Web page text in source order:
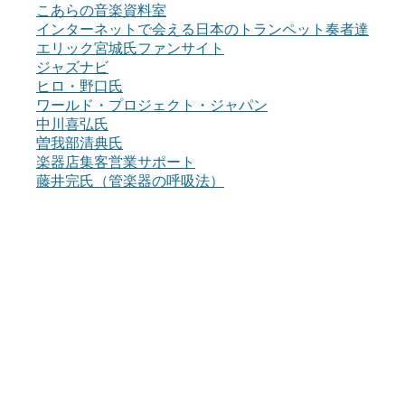
こあらの音楽資料室
インターネットで会える日本のトランペット奏者達
エリック宮城氏ファンサイト
ジャズナビ
ヒロ・野口氏
ワールド・プロジェクト・ジャパン
中川喜弘氏
曽我部清典氏
楽器店集客営業サポート
藤井完氏（管楽器の呼吸法）